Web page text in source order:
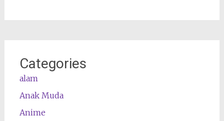
Categories
alam
Anak Muda
Anime